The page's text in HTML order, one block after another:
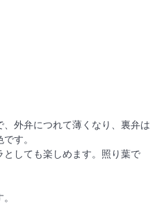
外弁につれて薄くなり、裏弁は
す。
しても楽しめます。照り葉で